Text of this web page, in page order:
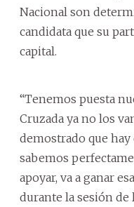
Nacional son
candidata que su
capital.
“Tenemos puesta
Cruzada ya no los
demostrado que
sabemos
apoyar, va a ganar
durante la sesión de